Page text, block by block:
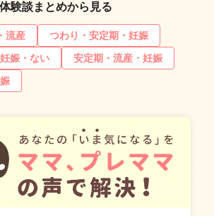
験談まとめから見る
流産
つわり・安定期・妊娠
娠・ない
安定期・流産・妊娠